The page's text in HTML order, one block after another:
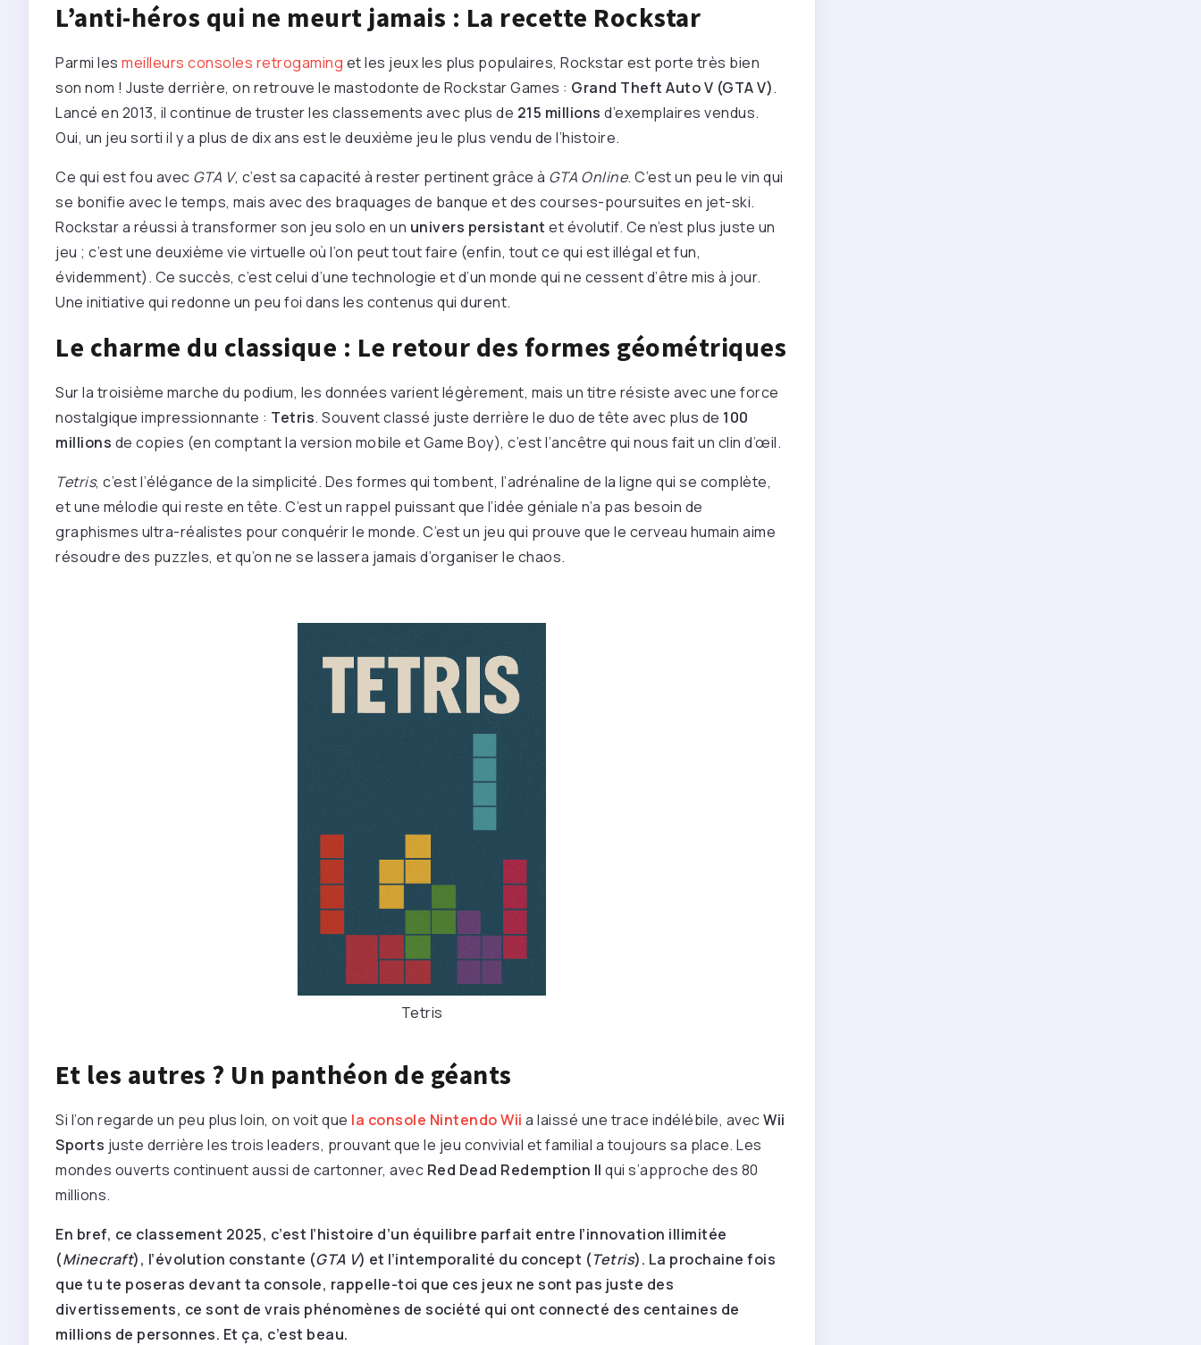
L’anti-héros qui ne meurt jamais : La recette Rockstar
Parmi les meilleurs consoles retrogaming et les jeux les plus populaires, Rockstar est porte très bien
son nom ! Juste derrière, on retrouve le mastodonte de Rockstar Games : Grand Theft Auto V (GTA V).
Lancé en 2013, il continue de truster les classements avec plus de 215 millions d’exemplaires vendus.
Oui, un jeu sorti il y a plus de dix ans est le deuxième jeu le plus vendu de l’histoire.
Ce qui est fou avec GTA V, c’est sa capacité à rester pertinent grâce à GTA Online. C’est un peu le vin qui
se bonifie avec le temps, mais avec des braquages de banque et des courses-poursuites en jet-ski.
Rockstar a réussi à transformer son jeu solo en un univers persistant et évolutif. Ce n’est plus juste un
jeu ; c’est une deuxième vie virtuelle où l’on peut tout faire (enfin, tout ce qui est illégal et fun,
évidemment). Ce succès, c’est celui d’une technologie et d’un monde qui ne cessent d’être mis à jour.
Une initiative qui redonne un peu foi dans les contenus qui durent.
Le charme du classique : Le retour des formes géométriques
Sur la troisième marche du podium, les données varient légèrement, mais un titre résiste avec une force
nostalgique impressionnante : Tetris. Souvent classé juste derrière le duo de tête avec plus de 100
millions de copies (en comptant la version mobile et Game Boy), c’est l’ancêtre qui nous fait un clin d’œil.
Tetris, c’est l’élégance de la simplicité. Des formes qui tombent, l’adrénaline de la ligne qui se complète,
et une mélodie qui reste en tête. C’est un rappel puissant que l’idée géniale n’a pas besoin de
graphismes ultra-réalistes pour conquérir le monde. C’est un jeu qui prouve que le cerveau humain aime
résoudre des puzzles, et qu’on ne se lassera jamais d’organiser le chaos.
Tetris
Et les autres ? Un panthéon de géants
Si l’on regarde un peu plus loin, on voit que la console Nintendo Wii a laissé une trace indélébile, avecWii
Sports juste derrière les trois leaders, prouvant que le jeu convivial et familial a toujours sa place. Les
mondes ouverts continuent aussi de cartonner, avec Red Dead Redemption II qui s’approche des 80
millions.
En bref, ce classement 2025, c’est l’histoire d’un équilibre parfait entre l’innovation illimitée
(Minecraft), l’évolution constante (GTA V) et l’intemporalité du concept (Tetris). La prochaine fois
que tu te poseras devant ta console, rappelle-toi que ces jeux ne sont pas juste des
divertissements, ce sont de vrais phénomènes de société qui ont connecté des centaines de
millions de personnes. Et ça, c’est beau.